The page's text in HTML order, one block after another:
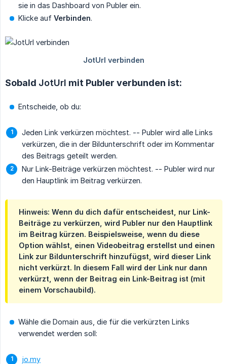
sie in das Dashboard von Publer ein.
Klicke auf Verbinden.
Sobald JotUrl mit Publer verbunden ist:
Entscheide, ob du:
Jeden Link verkürzen möchtest. -- Publer wird alle Links
verkürzen, die in der Bildunterschrift oder im Kommentar
des Beitrags geteilt werden.
Nur Link-Beiträge verkürzen möchtest. -- Publer wird nur
den Hauptlink im Beitrag verkürzen.
Hinweis: Wenn du dich dafür entscheidest, nur Link-
Beiträge zu verkürzen , wird Publer nur den Hauptlink
im Beitrag kürzen. Beispielsweise, wenn du diese
Option wählst, einen Videobeitrag erstellst und einen
Link zur Bildunterschrift hinzufügst, wird dieser Link
nicht verkürzt. In diesem Fall wird der Link nur dann
verkürzt, wenn der Beitrag ein Link-Beitrag ist (mit
einem Vorschaubild).
Wähle die Domain aus, die für die verkürzten Links
verwendet werden soll:
jo.my